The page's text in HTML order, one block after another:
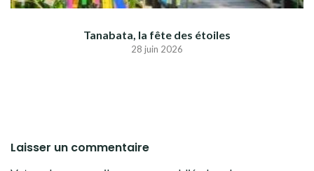
Tanabata, la fête des étoiles
28 juin 2026
Laisser un commentaire